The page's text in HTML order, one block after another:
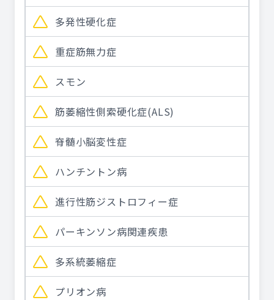
多発性硬化症
重症筋無力症
スモン
筋萎縮性側索硬化症(ALS)
脊髄小脳変性症
ハンチントン病
進行性筋ジストロフィー症
パーキンソン病関連疾患
多系統萎縮症
プリオン病